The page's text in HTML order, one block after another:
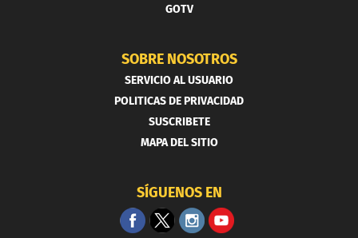
GOTV
SOBRE NOSOTROS
SERVICIO AL USUARIO
POLITICAS DE PRIVACIDAD
SUSCRIBETE
MAPA DEL SITIO
SÍGUENOS EN